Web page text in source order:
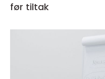
før tiltak